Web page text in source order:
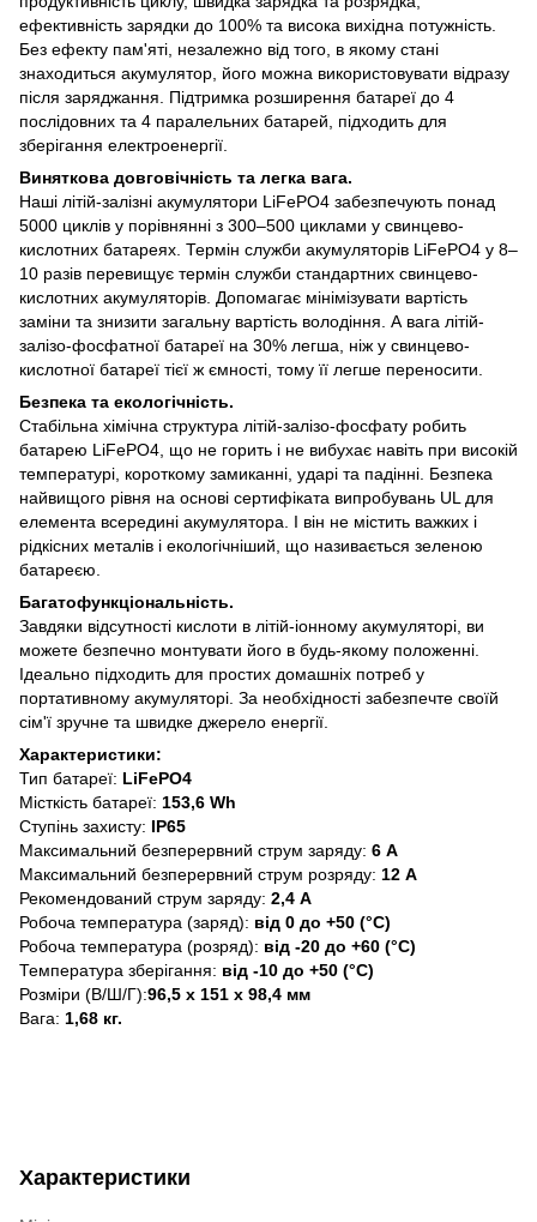
ефективність зарядки до 100% та висока вихідна потужність.
Без ефекту пам'яті, незалежно від того, в якому стані
знаходиться акумулятор, його можна використовувати відразу
після заряджання. Підтримка розширення батареї до 4
послідовних та 4 паралельних батарей, підходить для
зберігання електроенергії.
Виняткова довговічність та легка вага.
Наші літій-залізні акумулятори LiFePO4 забезпечують понад
5000 циклів у порівнянні з 300–500 циклами у свинцево-
кислотних батареях. Термін служби акумуляторів LiFePO4 у 8–
10 разів перевищує термін служби стандартних свинцево-
кислотних акумуляторів. Допомагає мінімізувати вартість
заміни та знизити загальну вартість володіння. А вага літій-
залізо-фосфатної батареї на 30% легша, ніж у свинцево-
кислотної батареї тієї ж ємності, тому її легше переносити.
Безпека та екологічність.
Стабільна хімічна структура літій-залізо-фосфату робить
батарею LiFePO4, що не горить і не вибухає навіть при високій
температурі, короткому замиканні, ударі та падінні. Безпека
найвищого рівня на основі сертифіката випробувань UL для
елемента всередині акумулятора. І він не містить важких і
рідкісних металів і екологічніший, що називається зеленою
батареєю.
Багатофункціональність.
Завдяки відсутності кислоти в літій-іонному акумуляторі, ви
можете безпечно монтувати його в будь-якому положенні.
Ідеально підходить для простих домашніх потреб у
портативному акумуляторі. За необхідності забезпечте своїй
сім'ї зручне та швидке джерело енергії.
Характеристики:
Тип батареї: LiFePO4
Місткість батареї: 153,6 Wh
Ступінь захисту: IP65
Максимальний безперервний струм заряду: 6 А
Максимальний безперервний струм розряду: 12 А
Рекомендований струм заряду: 2,4 А
Робоча температура (заряд): від 0 до +50 (°C)
Робоча температура (розряд): від -20 до +60 (°C)
Температура зберігання: від -10 до +50 (°C)
Розміри (В/Ш/Г):96,5 х 151 х 98,4 мм
Вага: 1,68 кг.
Характеристики